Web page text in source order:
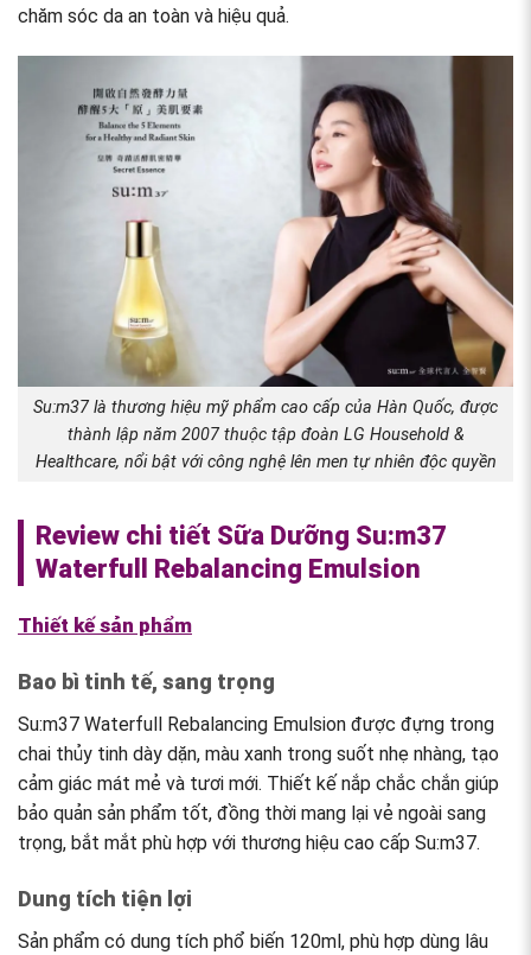
chăm sóc da an toàn và hiệu quả.
Su:m37 là thương hiệu mỹ phẩm cao cấp của Hàn Quốc, được
thành lập năm 2007 thuộc tập đoàn LG Household &
Healthcare, nổi bật với công nghệ lên men tự nhiên độc quyền
Review chi tiết Sữa Dưỡng Su:m37
Waterfull Rebalancing Emulsion
Thiết kế sản phẩm
Bao bì tinh tế, sang trọng
Su:m37 Waterfull Rebalancing Emulsion được đựng trong
chai thủy tinh dày dặn, màu xanh trong suốt nhẹ nhàng, tạo
cảm giác mát mẻ và tươi mới. Thiết kế nắp chắc chắn giúp
bảo quản sản phẩm tốt, đồng thời mang lại vẻ ngoài sang
trọng, bắt mắt phù hợp với thương hiệu cao cấp Su:m37.
Dung tích tiện lợi
Sản phẩm có dung tích phổ biến 120ml, phù hợp dùng lâu